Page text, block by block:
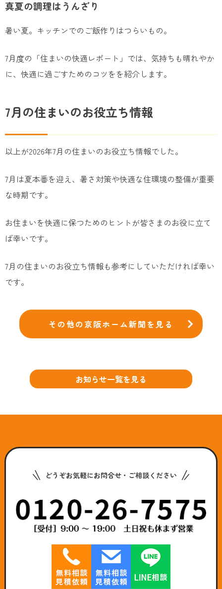
真夏の調理はうんざり
暑い夏。キッチンでのご飯作りはつらいもの。
7月度の「住まいの快適レポート」では、気持ちも晴れやか
に、快適に過ごすためのコツをを紹介します。
7月の住まいのお役立ち情報
以上が2026年7月の住まいのお役立ち情報でした。
7月は夏本番を迎え、暑さ対策や快適な住環境の整備が重要
な時期です。
お住まいを快適に保つためのヒントが皆さまのお役に立て
ば幸いです。
7月の住まいのお役立ち情報も参考にしていただければ幸い
です。
その他の京阪ホーム新聞を見る
お知らせ一覧を見る
どうぞお気軽にお問合せ・ご相談ください